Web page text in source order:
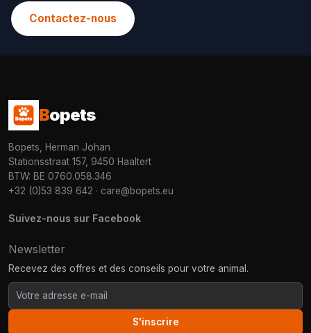
Contactez-nous
Bopets
Bopets, Herman Johan
Stationsstraat 157, 9450 Haaltert
BTW: BE 0760.058.346
+32 (0)53 839 642 · care@bopets.eu
Suivez-nous sur Facebook
Newsletter
Recevez des offres et des conseils pour votre animal.
S'inscrire